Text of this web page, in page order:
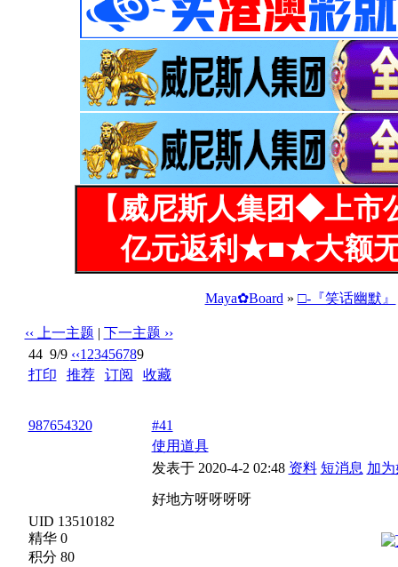
【威尼斯人集团◆上
亿元返利★■★大额
Maya✿Board » □-『笑话幽默』
‹‹ 上一主题 | 下一主题 ››
44 9/9 ‹‹1 23456789
打印
推荐| 订阅
收藏
987654320
UID 13510182
精华 0
积分 80
#41
使用道具
发表于 2020-4-2 02:48 资料 短消息 加
好地方呀呀呀呀